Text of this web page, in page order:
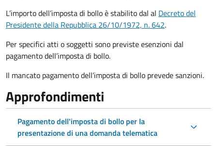
L’importo dell’imposta di bollo è stabilito dal al Decreto del
Presidente della Repubblica 26/10/1972, n. 642.
Per specifici atti o soggetti sono previste esenzioni dal
pagamento dell’imposta di bollo.
Il mancato pagamento dell’imposta di bollo prevede sanzioni.
Approfondimenti
Pagamento dell'imposta di bollo per la
presentazione di una domanda telematica